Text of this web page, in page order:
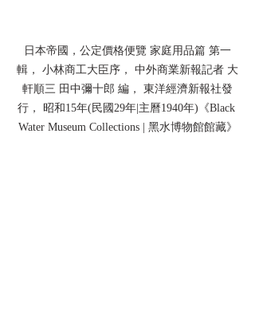
日本帝國，公定價格便覽 家庭用品篇 第一
輯， 小林商工大臣序， 中外商業新報記者 大
軒順三 田中彌十郎 編， 東洋經濟新報社發
行， 昭和15年(民國29年|主曆1940年)《Black
Water Museum Collections | 黑水博物館館藏》